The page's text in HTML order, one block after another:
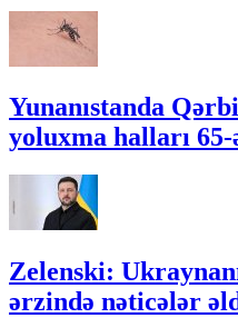
Yunanıstanda
yoluxma halları 65-
Zelenski:
ərzində nəticələr